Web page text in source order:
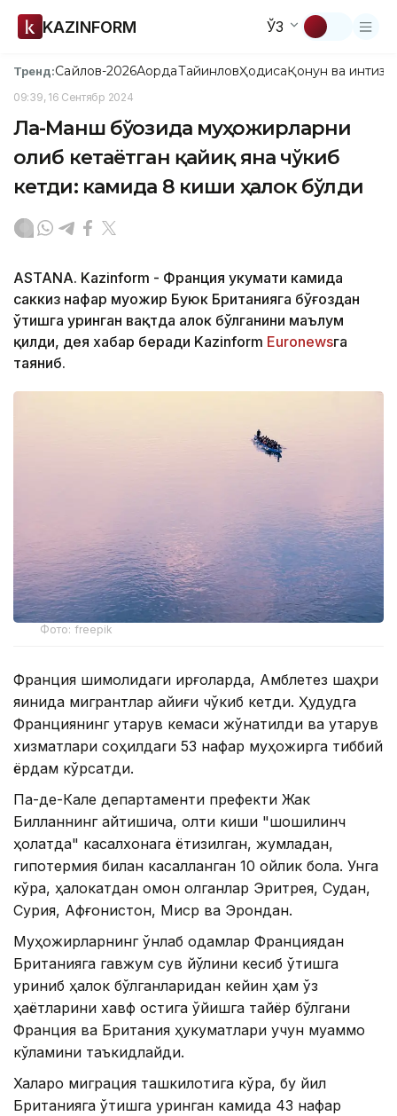
KAZINFORM ЎЗ
Тренд:Сайлов-2026АқордаТайинловҲодисаҚонун ва
09:39, 16 Сентябр 2024
Ла-Манш бўғозида муҳожирларни
олиб кетаётган қайиқ яна чўкиб
кетди: камида 8 киши ҳалок бўлди
ASTANA. Kazinform - Франция ҳукумати камида
саккиз нафар муҳожир Буюк Британияга бўғоздан
ўтишга уринган вақтда ҳалок бўлганини маълум
қилди, дея хабар беради Kazinform Еuronewsга
таяниб.
Фото: freepik
Франция шимолидаги қирғоқларда, Амблетез шаҳри
яқинида мигрантлар қайиғи чўкиб кетди. Ҳудудга
Франциянинг қутқарув кемаси жўнатилди ва қутқарув
хизматлари соҳилдаги 53 нафар муҳожирга тиббий
ёрдам кўрсатди.
Па-де-Кале департаменти префекти Жак
Билланнинг айтишича, олти киши "шошилинч
ҳолатда" касалхонага ётқизилган, жумладан,
гипотермия билан касалланган 10 ойлик бола. Унга
кўра, ҳалокатдан омон қолганлар Эритрея, Судан,
Сурия, Афғонистон, Миср ва Эрондан.
Муҳожирларнинг ўнлаб одамлар Франциядан
Британияга гавжум сув йўлини кесиб ўтишга
уриниб ҳалок бўлганларидан кейин ҳам ўз
ҳаётларини хавф остига қўйишга тайёр бўлгани
Франция ва Британия ҳукуматлари учун муаммо
кўламини таъкидлайди.
Халқаро миграция ташкилотига кўра, бу йил
Британияга ўтишга уринган камида 43 нафар